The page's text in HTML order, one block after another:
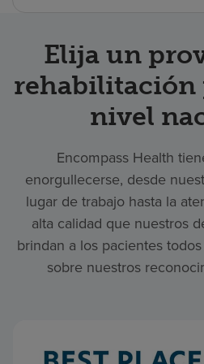
Elija un
rehabilitación
nivel
Encompass Health
enorgullecerse, desde
lugar de trabajo hasta la
alta calidad que nuestros
brindan a los pacientes
sobre nuestros